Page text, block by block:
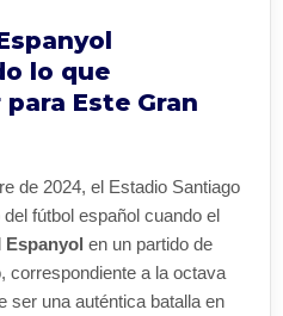
lo que
Este Gran
de 2024, el Estadio Santiago
fútbol español cuando el
Espanyol en un partido de
correspondiente a la octava
ser una auténtica batalla en